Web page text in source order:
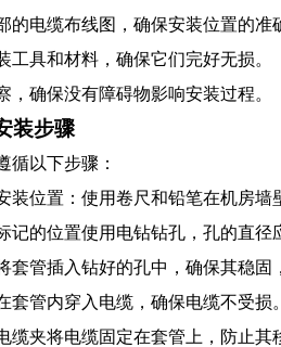
的电缆布线图，确保安装位置的准
工具和材料，确保它们完好无损。
，确保没有障碍物影响安装过程。
装步骤
循以下步骤：
装位置：使用卷尺和铅笔在机房
记的位置使用电钻钻孔，孔的直径
套管插入钻好的孔中，确保其稳固
套管内穿入电缆，确保电缆不受损
缆夹将电缆固定在套管上，防止其